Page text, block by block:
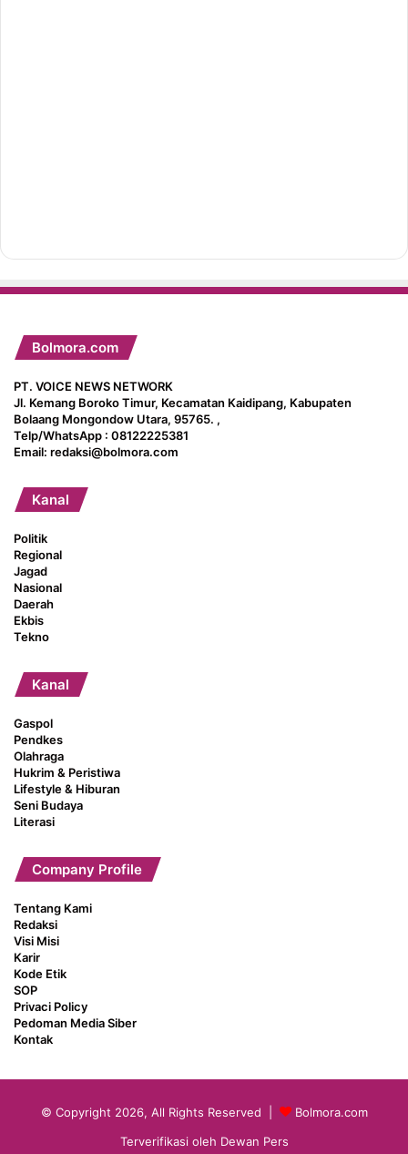
Bolmora.com
PT. VOICE NEWS NETWORK
Jl. Kemang Boroko Timur, Kecamatan Kaidipang, Kabupaten
Bolaang Mongondow Utara, 95765. ,
Telp/WhatsApp : 08122225381
Email: redaksi@bolmora.com
Kanal
Politik
Regional
Jagad
Nasional
Daerah
Ekbis
Tekno
Kanal
Gaspol
Pendkes
Olahraga
Hukrim & Peristiwa
Lifestyle & Hiburan
Seni Budaya
Literasi
Company Profile
Tentang Kami
Redaksi
Visi Misi
Karir
Kode Etik
SOP
Privaci Policy
Pedoman Media Siber
Kontak
© Copyright 2026, All Rights Reserved |
Bolmora.com
Terverifikasi oleh Dewan Pers